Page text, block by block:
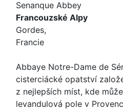
Senanque Abbey
Francouzské Alpy
Gordes,
Francie
Abbaye Notre-Dame de
cisterciácké opatství
z nejlepších míst, kde
levandulová pole v